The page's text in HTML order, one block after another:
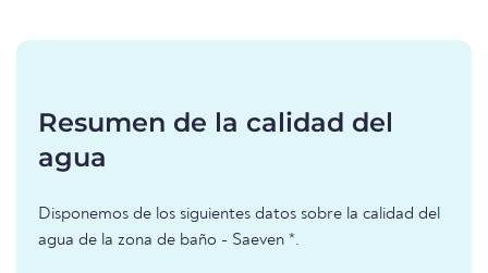
Resumen de la calidad del
agua
Disponemos de los siguientes datos sobre la calidad del
agua de la zona de baño - Saeven *.